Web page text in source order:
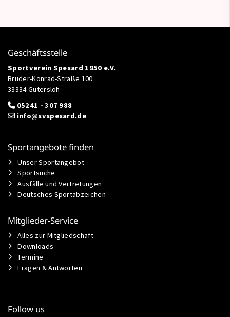
Geschäftsstelle
Sportverein Spexard 1950 e.V.
Bruder-Konrad-Straße 100
33334 Gütersloh
05241 - 307 988
info@svspexard.de
Sportangebote finden
Unser Sportangebot
Sportsuche
Ausfälle und Vertretungen
Deutsches Sportabzeichen
Mitglieder-Service
Alles zur Mitgliedschaft
Downloads
Termine
Fragen & Antworten
Follow us